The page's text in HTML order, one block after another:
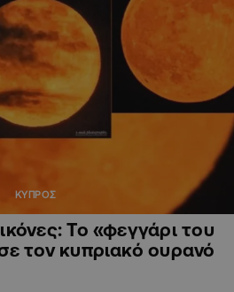
ΚΥΠΡΟΣ
Το «φεγγάρι του
τον κυπριακό ουρανό